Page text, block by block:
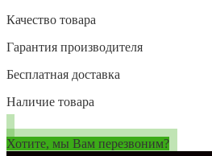
Качество товара
Гарантия производителя
Бесплатная доставка
Наличие товара
Хотите, мы Вам перезвоним?